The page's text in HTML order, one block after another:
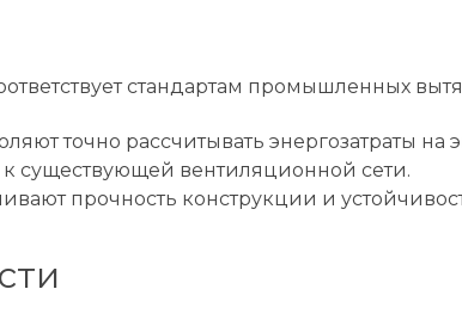
стандартам промышленных
точно рассчитывать энергозатраты на
существующей вентиляционной сети.
прочность конструкции и